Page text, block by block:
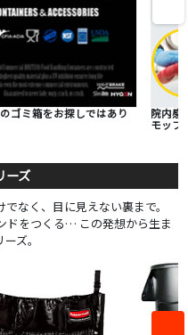
ゴミ箱をお探しではあり
院内感
モップ
ーズ
なく、目に見えない裏まで。
ドをつくる… この発想から生ま
ズ。